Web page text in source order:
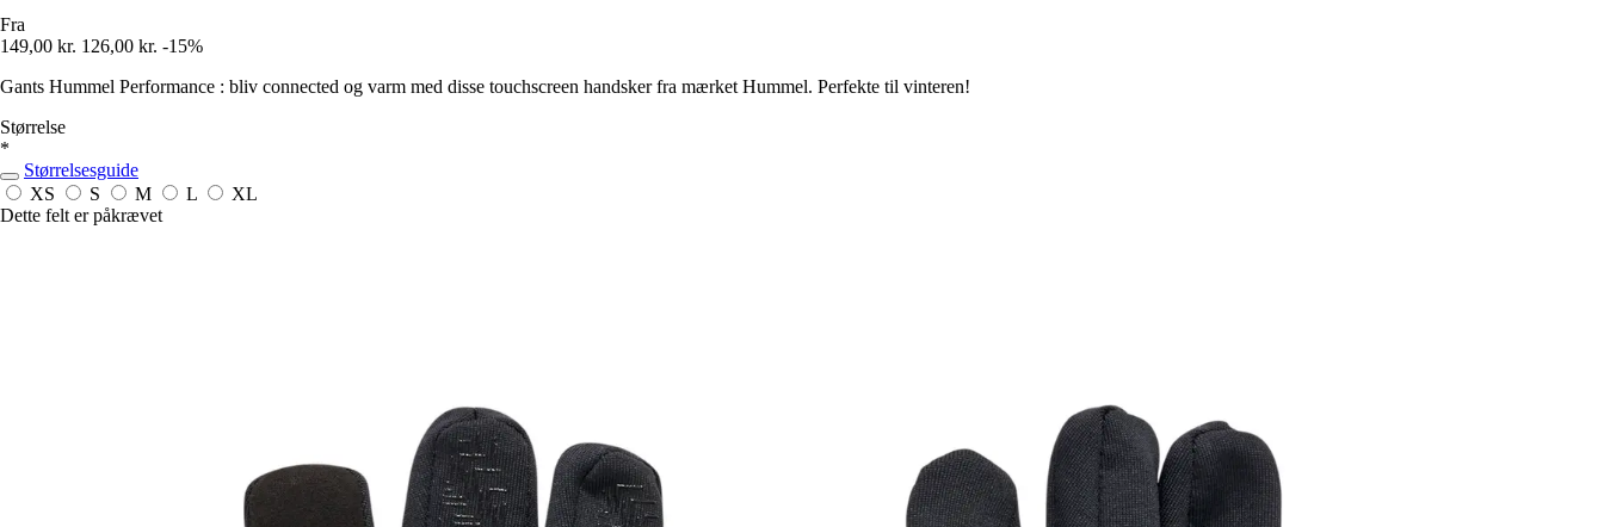
Fra
149,00 kr. 126,00 kr. -15%
Gants Hummel Performance : bliv connected og varm med disse touchscreen handsker fra mærket Hummel. Perfekte til vinteren!
Størrelse
*
Størrelsesguide
XS
S M L
XL
Dette felt er påkrævet